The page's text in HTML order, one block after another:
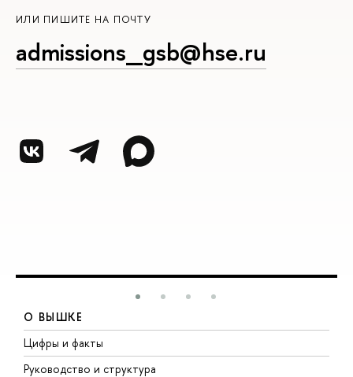
ИЛИ ПИШИТЕ НА ПОЧТУ
admissions_gsb@hse.ru
О ВЫШКЕ
Цифры и факты
Руководство и структура